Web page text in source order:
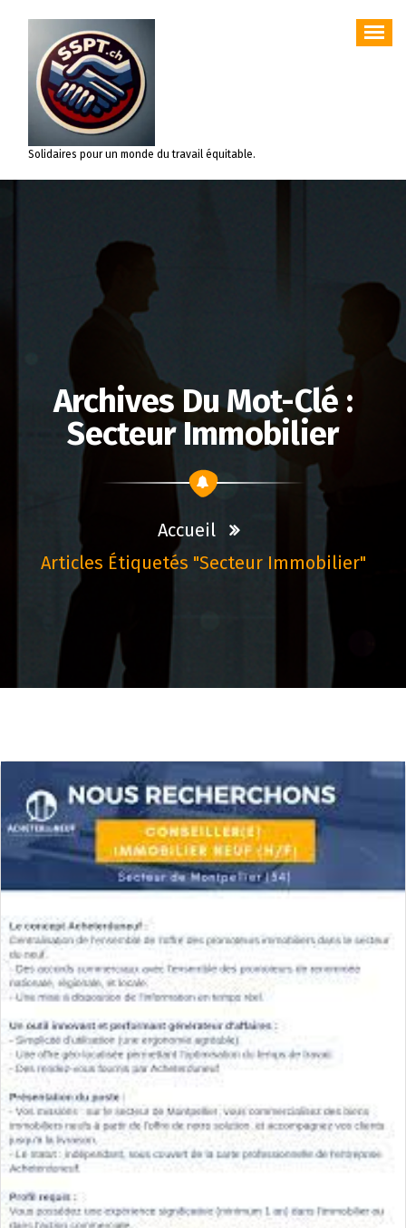
contenu
Solidaires pour un monde du travail équitable.
Archives Du Mot-Clé :
Secteur Immobilier
Accueil
Articles Étiquetés "secteur Immobilier"